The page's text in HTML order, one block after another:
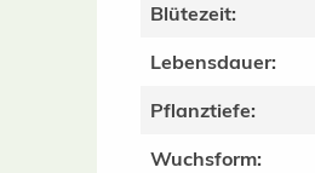
Blütezeit:
Lebensdauer:
Pflanztiefe:
Wuchsform: